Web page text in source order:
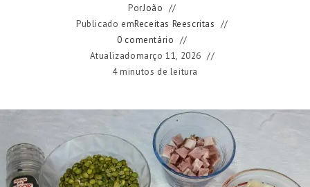
PorJoão
Publicado emReceitas Reescritas
0 comentário
Atualizadomarço 11, 2026
4 minutos de leitura